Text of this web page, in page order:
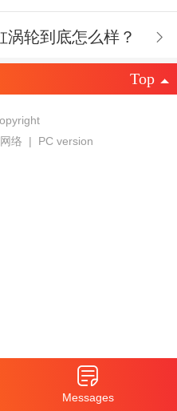
涡轮到底怎么样？
Top
络 | PC version
Messages